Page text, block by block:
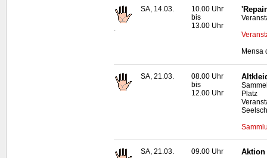
SA, 14.03.
10.00 Uhr
bis
13.00 Uhr
Mensa
SA, 21.03.
08.00 Uhr
bis
12.00 Uhr
Platz
SA, 21.03. 09.00 Uhr Aktion